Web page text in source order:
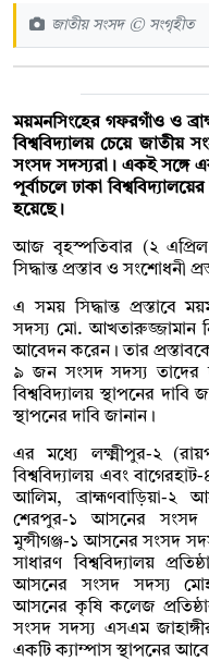
জাতীয় সংসদ © সংগৃহীত
ময়মনসিংহের গফরগাঁও ও
বিশ্ববিদ্যালয় চেয়ে জাতীয়
সংসদ সদস্যরা। একই সঙ্গে
পূর্বাচলে ঢাকা
হয়েছে।
আজ বৃহস্পতিবার (২
সিদ্ধান্ত প্রস্তাব ও সংশোধনী
এ সময় সিদ্ধান্ত প্রস্তাবে
সদস্য মো. আখতারুজ্জামান
আবেদন করেন। তার
৯ জন সংসদ সদস্য তাদের
বিশ্ববিদ্যালয় স্থাপনের
স্থাপনের দাবি জানান।
এর মধ্যে লক্ষ্মীপুর-২
বিশ্ববিদ্যালয় এবং
আলিম, ব্রাহ্মণবাড়িয়া-২
শেরপুর-১ আসনের সংসদ
মুন্সীগঞ্জ-১ আসনের সংসদ
সাধারণ বিশ্ববিদ্যালয়
আসনের সংসদ সদস্য
আসনের কৃষি কলেজ
সংসদ সদস্য এসএম
একটি ক্যাম্পাস স্থাপনের